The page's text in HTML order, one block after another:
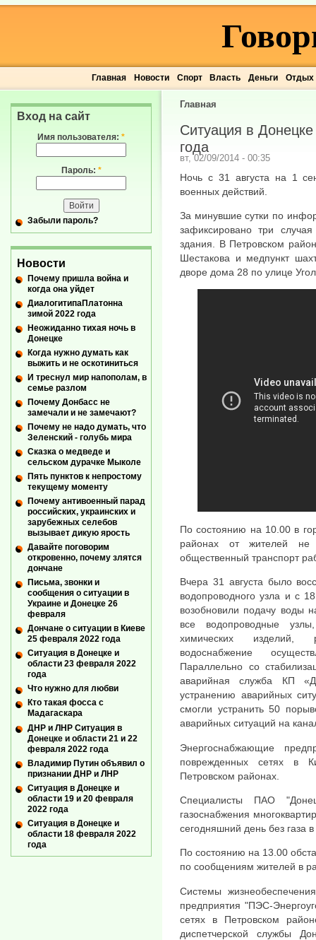
Главная Новости Спорт Власть Деньги Отдых
Главная
Ситуация в
года
вт, 02/09/2014 - 00:35
Ночь с 31 августа на 1
военных действий.
За минувшие сутки по
зафиксировано три
здания. В Петровском
Шестакова и медпункт
дворе дома 28 по улице
По состоянию на 10.00 в
районах от жителей не
общественный транспорт
Вчера 31 августа было
водопроводного узла и с
возобновили подачу воды
все водопроводные
химических изделий,
водоснабжение
Параллельно со
аварийная служба КП
устранению аварийных
смогли устранить 50
аварийных ситуаций на
Энергоснабжающие
поврежденных сетях в
Петровском районах.
Специалисты ПАО
газоснабжения
сегодняшний день без газа
По состоянию на 13.00
по сообщениям жителей в
Системы
предприятия "ПЭС-
сетях в Петровском
диспетчерской службы
Вход на сайт
Имя пользователя: *
Пароль: *
Забыли пароль?
Новости
Почему пришла война и
когда она уйдет
ДиалогитипаПлатонна
зимой 2022 года
Неожиданно тихая ночь в
Донецке
Когда нужно думать как
выжить и не оскотиниться
И треснул мир напополам, в
семье разлом
Почему Донбасс не
замечали и не замечают?
Почему не надо думать, что
Зеленский - голубь мира
Сказка о медведе и
сельском дурачке Мыколе
Пять пунктов к непростому
текущему моменту
Почему антивоенный парад
российских, украинских и
зарубежных селебов
вызывает дикую ярость
Давайте поговорим
откровенно, почему злятся
дончане
Письма, звонки и
сообщения о ситуации в
Украине и Донецке 26
февраля
Дончане о ситуации в Киеве
25 февраля 2022 года
Ситуация в Донецке и
области 23 февраля 2022
года
Что нужно для любви
Кто такая фосса с
Мадагаскара
ДНР и ЛНР Ситуация в
Донецке и области 21 и 22
февраля 2022 года
Владимир Путин объявил о
признании ДНР и ЛНР
Ситуация в Донецке и
области 19 и 20 февраля
2022 года
Ситуация в Донецке и
области 18 февраля 2022
года